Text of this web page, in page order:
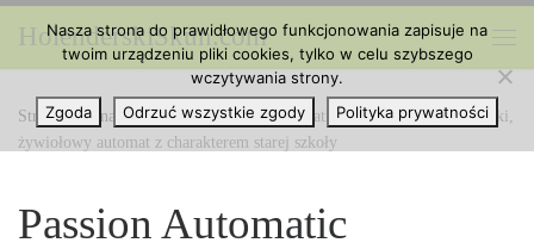
Przejdź do treści
HolenderskiSkun.com
Strona główna » Odmiany » Passion Automatic Feminizowane — szybki,
żywiołowy automat z charakterem starej szkoły
Passion Automatic
Nasza strona do prawidłowego funkcjonowania zapisuje na
twoim urządzeniu pliki cookies, tylko w celu szybszego
wczytywania strony.
Zgoda
Odrzuć wszystkie zgody Polityka prywatności